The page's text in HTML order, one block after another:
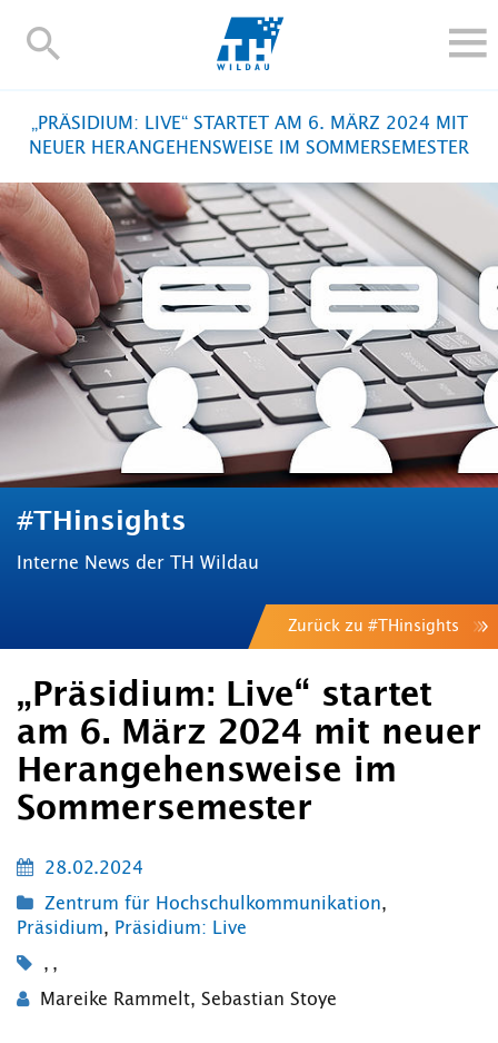
TH-
STUDIEREN UND WEITERBILDEN
IM STUDIUM
FORSCHUNG UND TRANSFER
ALUMNI
HOCHSCHULE
INTERNATIONAL
BESCHÄFTIGTE
Blogs Kontakt und Anfahrt Webmail Moodle
TH Online-Portal Personensuche English
„PRÄSIDIUM: LIVE“ STARTET AM 6. MÄRZ 2024 MIT
NEUER HERANGEHENSWEISE IM SOMMERSEMESTER
#THinsights
Interne News der TH Wildau
Zurück zu #THinsights
„Präsidium: Live“ startet
am 6. März 2024 mit neuer
Herangehensweise im
Sommersemester
28.02.2024
Zentrum für Hochschulkommunikation,
Präsidium, Präsidium: Live
, ,
Mareike Rammelt, Sebastian Stoye